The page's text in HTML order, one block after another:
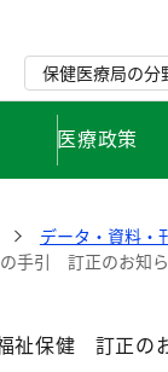
保健医療局の分
医療政策
データ・資料・
手引 訂正のお知
祉保健 訂正の